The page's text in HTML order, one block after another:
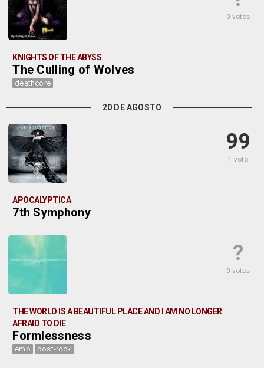
0 votos
KNIGHTS OF THE ABYSS
The Culling of Wolves
deathcore
20 DE AGOSTO
99
1 voto
APOCALYPTICA
7th Symphony
?
0 votos
THE WORLD IS A BEAUTIFUL PLACE AND I AM NO LONGER
AFRAID TO DIE
Formlessness
emo post-rock